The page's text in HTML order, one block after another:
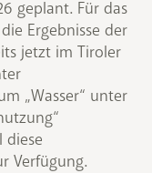
geplant. Für das
Ergebnisse der
jetzt im Tiroler
„Wasser“ unter
diese
Verfügung.